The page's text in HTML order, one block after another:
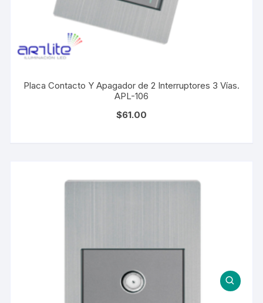
Placa Contacto Y Apagador de 2 Interruptores 3 Vías.
APL-106
$61.00